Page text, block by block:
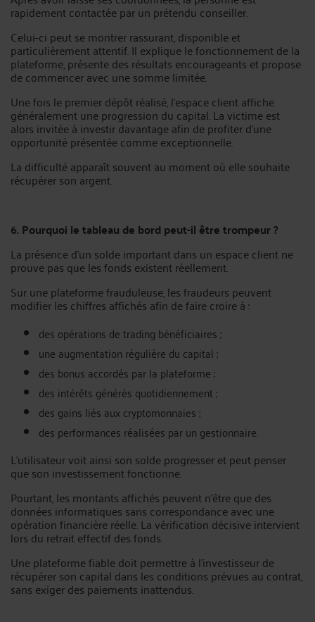
rapidement contactée par un prétendu conseiller.
Celui-ci peut se montrer rassurant, disponible et
particulièrement attentif. Il explique le fonctionnement de la
plateforme, présente des résultats encourageants et propose
de commencer avec une somme limitée.
Une fois le premier dépôt réalisé, l’espace client affiche
généralement une progression du capital. La victime est
alors invitée à investir davantage afin de profiter d’une
opportunité présentée comme exceptionnelle.
La difficulté apparaît souvent au moment où elle souhaite
récupérer son argent.
6. Pourquoi le tableau de bord peut-il être trompeur ?
La présence d’un solde important dans un espace client ne
prouve pas que les fonds existent réellement.
Sur une plateforme frauduleuse, les fraudeurs peuvent
modifier les chiffres affichés afin de faire croire à :
des opérations de trading bénéficiaires ;
une augmentation régulière du capital ;
des bonus accordés par la plateforme ;
des intérêts générés quotidiennement ;
des gains liés aux cryptomonnaies ;
des performances réalisées par un gestionnaire.
L’utilisateur voit ainsi son solde progresser et peut penser
que son investissement fonctionne.
Pourtant, les montants affichés peuvent n’être que des
données informatiques sans correspondance avec une
opération financière réelle. La vérification décisive intervient
lors du retrait effectif des fonds.
Une plateforme fiable doit permettre à l’investisseur de
récupérer son capital dans les conditions prévues au contrat,
sans exiger des paiements inattendus.